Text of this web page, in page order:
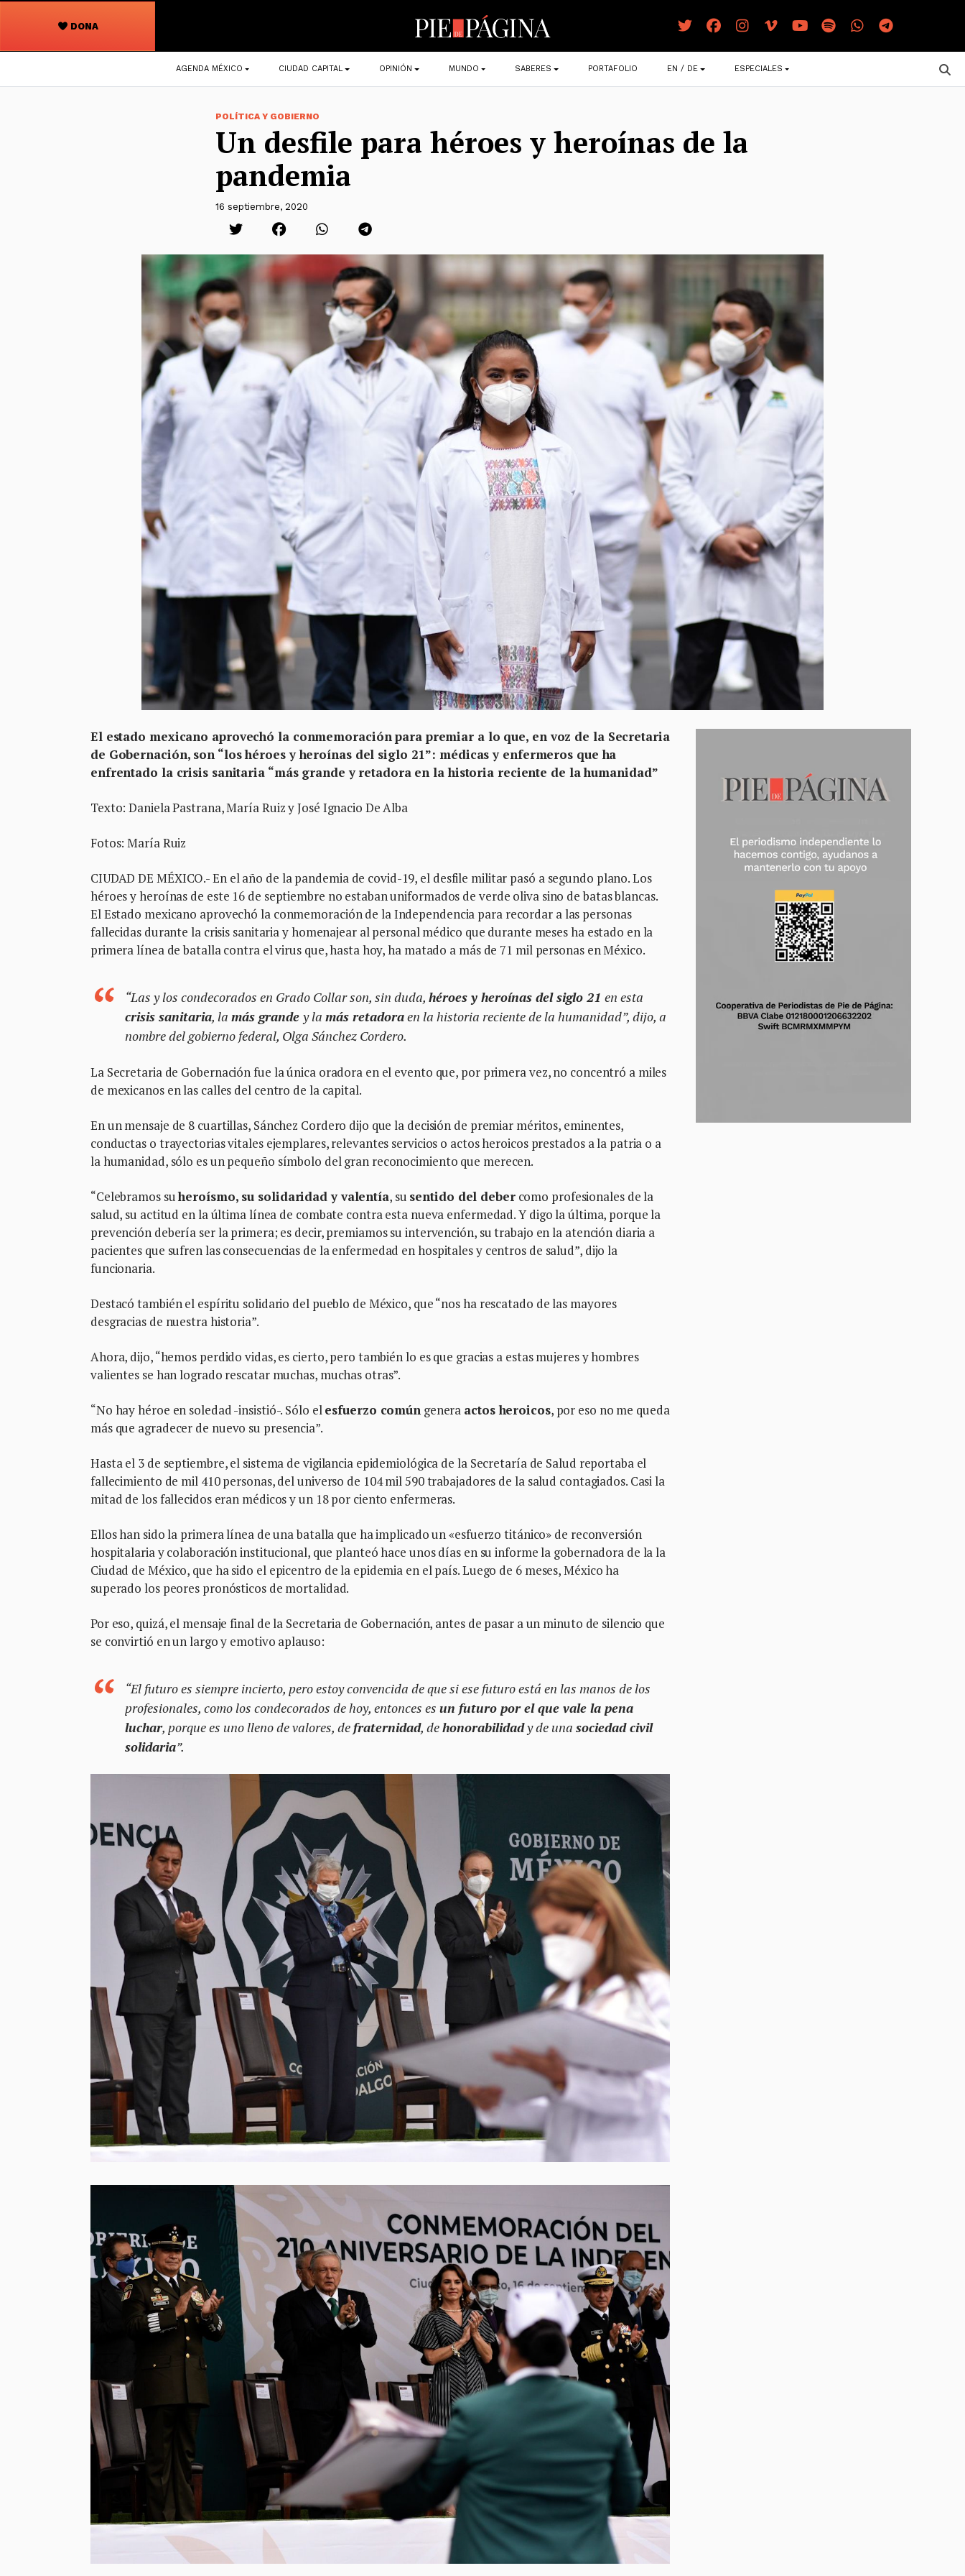
DONA
Navegación
principal
AGENDA MÉXICO CIUDAD CAPITAL OPINIÓN MUNDO SABERES PORTAFOLIO EN / DE ESPECIALES
POLÍTICA Y GOBIERNO
Un desfile para héroes y heroínas de la
pandemia
16 septiembre, 2020
El estado mexicano aprovechó la conmemoración para premiar a lo que, en voz de la Secretaria
de Gobernación, son “los héroes y heroínas del siglo 21”: médicas y enfermeros que ha
enfrentado la crisis sanitaria “más grande y retadora en la historia reciente de la humanidad”
Texto: Daniela Pastrana, María Ruiz y José Ignacio De Alba
Fotos: María Ruiz
CIUDAD DE MÉXICO.- En el año de la pandemia de covid-19, el desfile militar pasó a segundo plano. Los
héroes y heroínas de este 16 de septiembre no estaban uniformados de verde oliva sino de batas blancas.
El Estado mexicano aprovechó la conmemoración de la Independencia para recordar a las personas
fallecidas durante la crisis sanitaria y homenajear al personal médico que durante meses ha estado en la
primera línea de batalla contra el virus que, hasta hoy, ha matado a más de 71 mil personas en México.
“Las y los condecorados en Grado Collar son, sin duda, héroes y heroínas del siglo 21 en esta
crisis sanitaria, la más grande y la más retadoraen la historia reciente de la humanidad”, dijo, a
nombre del gobierno federal, Olga Sánchez Cordero.
La Secretaria de Gobernación fue la única oradora en el evento que, por primera vez, no concentró a miles
de mexicanos en las calles del centro de la capital.
En un mensaje de 8 cuartillas, Sánchez Cordero dijo que la decisión de premiar méritos, eminentes,
conductas o trayectorias vitales ejemplares, relevantes servicios o actos heroicos prestados a la patria o a
la humanidad, sólo es un pequeño símbolo del gran reconocimiento que merecen.
“Celebramos suheroísmo, su solidaridad y valentía, su sentido del debercomo profesionales de la
salud, su actitud en la última línea de combate contra esta nueva enfermedad. Y digo la última, porque la
prevención debería ser la primera; es decir, premiamos su intervención, su trabajo en la atención diaria a
pacientes que sufren las consecuencias de la enfermedad en hospitales y centros de salud”, dijo la
funcionaria.
Destacó también el espíritu solidario del pueblo de México, que “nos ha rescatado de las mayores
desgracias de nuestra historia”.
Ahora, dijo, “hemos perdido vidas, es cierto, pero también lo es que gracias a estas mujeres y hombres
valientes se han logrado rescatar muchas, muchas otras”.
“No hay héroe en soledad -insistió-. Sólo elesfuerzo común genera actos heroicos, por eso no me queda
más que agradecer de nuevo su presencia”.
Hasta el 3 de septiembre, el sistema de vigilancia epidemiológica de la Secretaría de Salud reportaba el
fallecimiento de mil 410 personas, del universo de 104 mil 590 trabajadores de la salud contagiados. Casi la
mitad de los fallecidos eran médicos y un 18 por ciento enfermeras.
Ellos han sido la primera línea de una batalla que ha implicado un «esfuerzo titánico» de reconversión
hospitalaria y colaboración institucional, que planteó hace unos días en su informe la gobernadora de la la
Ciudad de México, que ha sido el epicentro de la epidemia en el país. Luego de 6 meses, México ha
superado los peores pronósticos de mortalidad.
Por eso, quizá, el mensaje final de la Secretaria de Gobernación, antes de pasar a un minuto de silencio que
se convirtió en un largo y emotivo aplauso:
“El futuro es siempre incierto, pero estoy convencida de que si ese futuro está en las manos de los
profesionales, como los condecorados de hoy, entonces es un futuro por el que vale la pena
luchar, porque es uno lleno de valores, defraternidad, dehonorabilidady de una sociedad civil
solidaria”.